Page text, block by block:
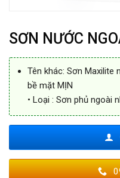
SƠN NƯỚC
Tên khác: Sơn Maxilite
bề mặt MỊN
• Loại : Sơn phủ ngoài